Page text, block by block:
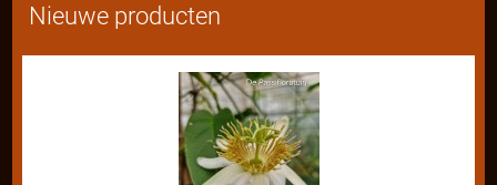
Nieuwe producten